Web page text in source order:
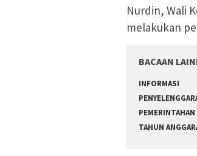
Nurdin, Wali
melakukan
BACAAN
INFORMASI
TAHUN